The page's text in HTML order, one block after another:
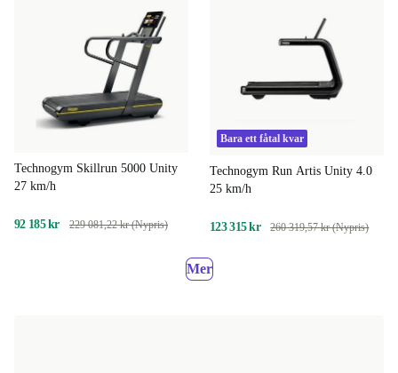
Technogym Skillrun 5000 Unity
27 km/h
92 185 kr 229 081,22 kr (Nypris)
Bara ett fåtal kvar
Technogym Run Artis Unity 4.0
25 km/h
123 315 kr 260 319,57 kr (Nypris)
Mer